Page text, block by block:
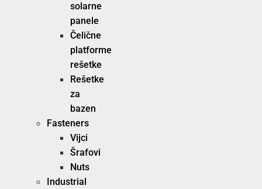
solarne
panele
Čelične
platforme
rešetke
Rešetke
za
bazen
Fasteners
Vijci
Šrafovi
Nuts
Industrial